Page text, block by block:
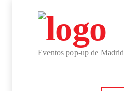
Eventos pop-up de Madrid